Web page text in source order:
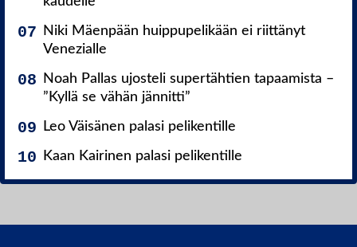
Niki Mäenpään huippupelikään ei riittänyt
Venezialle
Noah Pallas ujosteli supertähtien tapaamista –
”Kyllä se vähän jännitti”
Leo Väisänen palasi pelikentille
Kaan Kairinen palasi pelikentille